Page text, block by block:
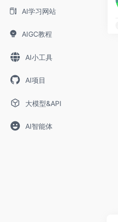
AI学习网站
AIGC教程
AI小工具
AI项目
大模型&API
AI智能体